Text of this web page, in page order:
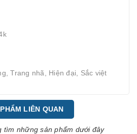
Trang nhã, Hiện đại, Sắc việt
LIÊN QUAN
tìm những sản phẩm dưới đây